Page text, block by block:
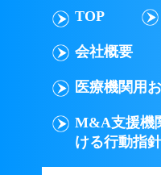
第3条 禁止行為
会員は以下の行為
意図的に虚偽
を他人に貸
TOP
会社概要
医療機関用
M&A支援機
ける行動指針